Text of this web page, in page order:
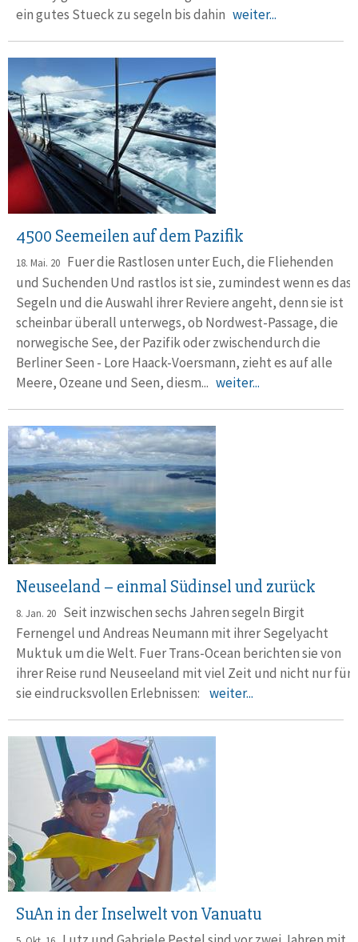
ein gutes Stueck zu segeln bis dahin weiter...
4500 Seemeilen auf dem Pazifik
18. Mai. 20 Fuer die Rastlosen unter Euch, die Fliehenden
und Suchenden Und rastlos ist sie, zumindest wenn es das
Segeln und die Auswahl ihrer Reviere angeht, denn sie ist
scheinbar überall unterwegs, ob Nordwest-Passage, die
norwegische See, der Pazifik oder zwischendurch die
Berliner Seen - Lore Haack-Voersmann, zieht es auf alle
Meere, Ozeane und Seen, diesm... weiter...
Neuseeland – einmal Südinsel und zurück
8. Jan. 20 Seit inzwischen sechs Jahren segeln Birgit
Fernengel und Andreas Neumann mit ihrer Segelyacht
Muktuk um die Welt. Fuer Trans-Ocean berichten sie von
ihrer Reise rund Neuseeland mit viel Zeit und nicht nur für
sie eindrucksvollen Erlebnissen: weiter...
SuAn in der Inselwelt von Vanuatu